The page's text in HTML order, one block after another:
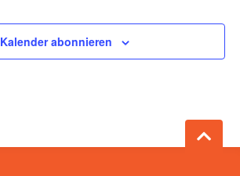
Kalender abonnieren